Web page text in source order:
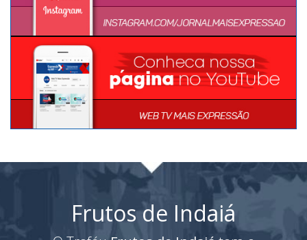
Frutos de Indaiá